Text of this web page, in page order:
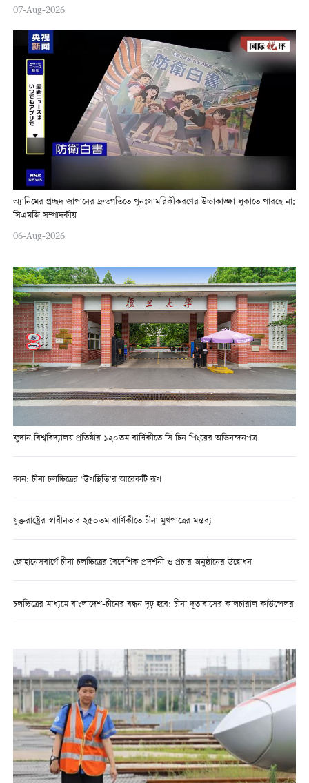
07-Aug-2026
অ্যানিমের প্রচ্ছদ জাপানের দ্রুতগতিতে পুনঃসামরিকীকরণের উচ্চাকাঙ্ক্ষা লুকাতে পারছে না:
সিএমজি সম্পাদকীয়
06-Aug-2026
ফুদান বিশ্ববিদ্যালয় প্রতিষ্ঠার ১২০তম বার্ষিকীতে সি চিন পিংয়ের অভিনন্দনপত্র
কান: চীনা চলচ্চিত্রের ‘উপস্থিতি’র আরেকটি রূপ
যুক্তরাষ্ট্রের স্বাধীনতার ২৫০তম বার্ষিকীতে চীনা মুখপাত্রের মন্তব্য
জোহানেসবার্গে চীনা চলচ্চিত্রের বৈদেশিক প্রদর্শনী ও প্রচার অনুষ্ঠানের উদ্বোধন
চলচ্চিত্রের মাধ্যমে বাংলাদেশ-চীনের বন্ধন দৃঢ় হবে: চীনা দূতাবাসের কালচারাল কাউন্সেলর